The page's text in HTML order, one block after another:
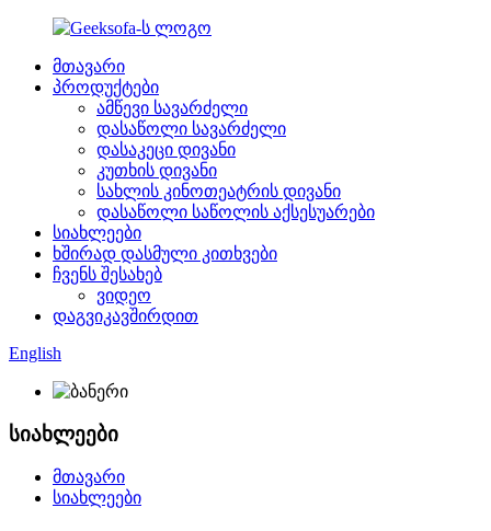
მთავარი
პროდუქტები
ამწევი სავარძელი
დასაწოლი სავარძელი
დასაკეცი დივანი
კუთხის დივანი
სახლის კინოთეატრის დივანი
დასაწოლი საწოლის აქსესუარები
სიახლეები
ხშირად დასმული კითხვები
ჩვენს შესახებ
ვიდეო
დაგვიკავშირდით
English
სიახლეები
მთავარი
სიახლეები